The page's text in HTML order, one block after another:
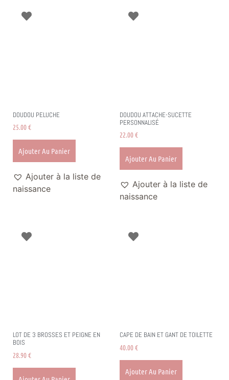
DOUDOU PELUCHE
25.00€
Ajouter Au Panier
Ajouter à la liste de
naissance
DOUDOU ATTACHE-SUCETTE
PERSONNALISÉ
22.00€
Ajouter Au Panier
Ajouter à la liste de
naissance
LOT DE 3 BROSSES ET PEIGNE EN
BOIS
28.90€
CAPE DE BAIN ET GANT DE TOILETTE
40.00€
Ajouter Au Panier